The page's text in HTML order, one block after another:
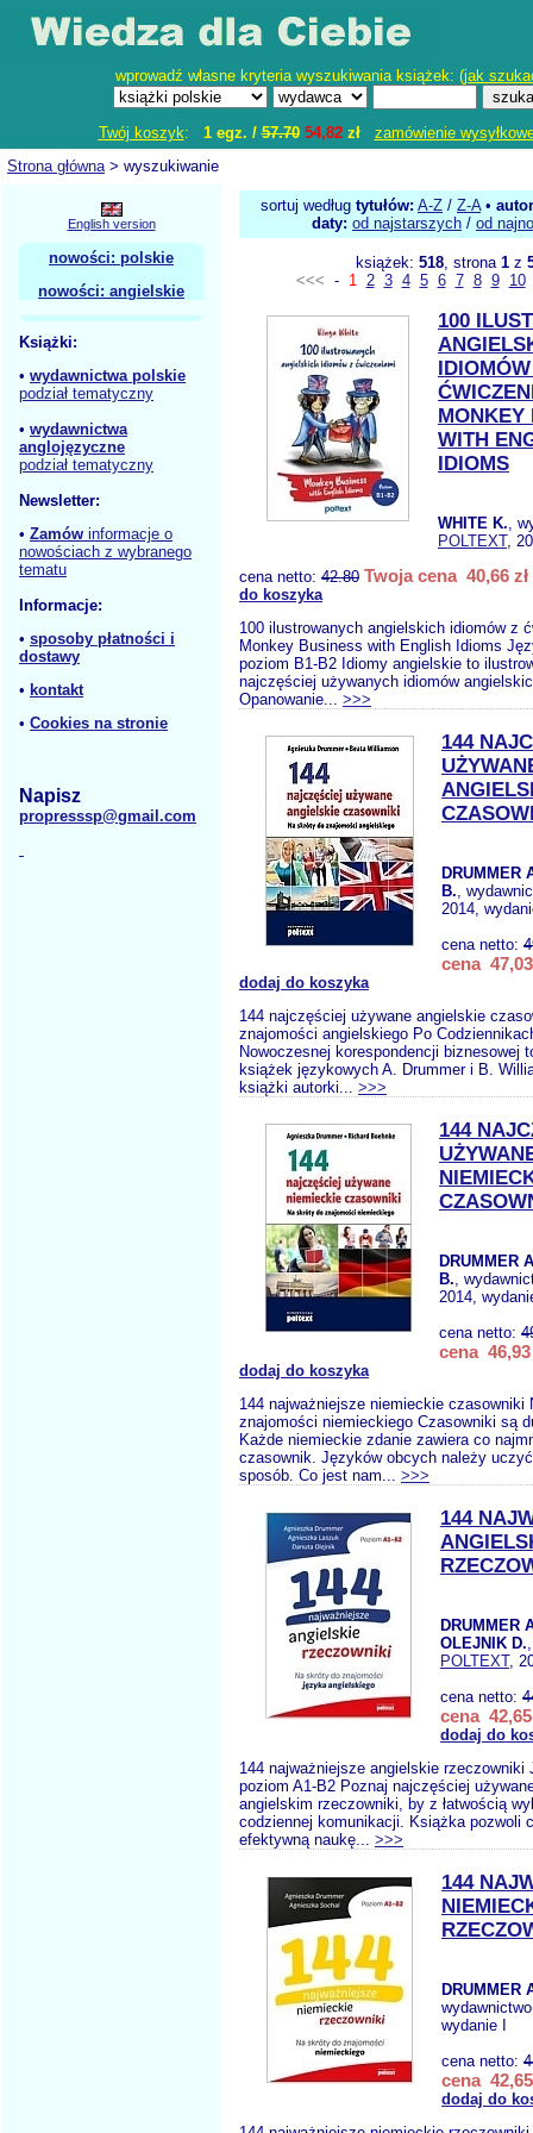
wprowadź własne kryteria wyszukiwania książek: (jak
Twój koszyk: 1 egz. /57.70 54,82zł
zamówienie
Strona główna> wyszukiwanie
English version
nowości: polskie
nowości: angielskie
Książki:
• wydawnictwa polskie
podział tematyczny
• wydawnictwa
anglojęzyczne
podział tematyczny
Newsletter:
• Zamów informacje o
nowościach z wybranego
tematu
Informacje:
• sposoby płatności i
dostawy
• kontakt
• Cookies na stronie
Napisz
propresssp@gmail.com
sortuj według tytułów: A-Z / Z-A•
daty: od najstarszych / od
książek: 518, strona 1z
<<< - 1 2 3 4 5 6 7 8 9 10
100
MONKEY
WITH
IDIOMS
WHITE K.,
POLTEXT,
cena netto: 42.80 Twoja cena 40,66 zł
do koszyka
100 ilustrowanych angielskich idiomów z
Monkey Business with English Idioms
poziom B1-B2 Idiomy angielskie to
najczęściej używanych idiomów
Opanowanie... >>>
144
DRUMMER
B.,
2014,
cena netto:
cena 47,03
dodaj do koszyka
144 najczęściej używane angielskie
znajomości angielskiego Po
Nowoczesnej korespondencji biznesowej
książek językowych A. Drummer i B.
książki autorki... >>>
144
DRUMMER
B.,
2014,
cena netto:
cena 46,93
dodaj do koszyka
144 najważniejsze niemieckie czasowniki
znajomości niemieckiego Czasowniki są
Każde niemieckie zdanie zawiera co
czasownik. Języków obcych należy
sposób. Co jest nam... >>>
144
DRUMMER
OLEJNIK D.
POLTEXT,
cena netto:
cena 42,65
dodaj do
144 najważniejsze angielskie rzeczowniki
poziom A1-B2 Poznaj najczęściej
angielskim rzeczowniki, by z łatwością
codziennej komunikacji. Książka pozwoli
efektywną naukę... >>>
144
DRUMMER
wydanie I
cena netto:
cena 42,65
dodaj do